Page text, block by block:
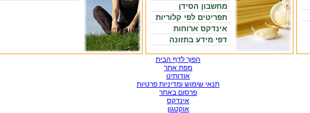
מחשבון הסידן
תפריטים לפי קלוריות
אינדקס ארוחות
דפי מידע בתזונה
הפוך לדף הבית
מפת אתר
אודותינו
תנאי שימוש ומדיניות פרטיות
פרסום באתר
אינדקס
אוקטגון